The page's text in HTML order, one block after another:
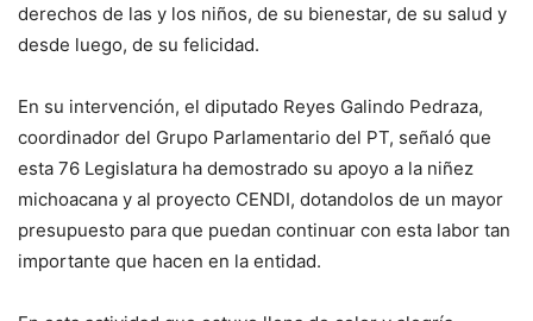
derechos de las y los niños, de su bienestar, de su salud y
desde luego, de su felicidad.
En su intervención, el diputado Reyes Galindo Pedraza,
coordinador del Grupo Parlamentario del PT, señaló que
esta 76 Legislatura ha demostrado su apoyo a la niñez
michoacana y al proyecto CENDI, dotandolos de un mayor
presupuesto para que puedan continuar con esta labor tan
importante que hacen en la entidad.